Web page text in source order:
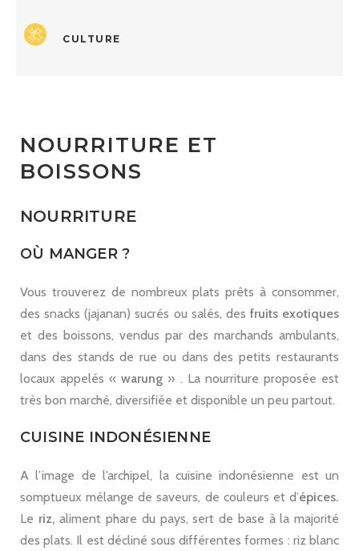
CULTURE
NOURRITURE ET
BOISSONS
NOURRITURE
OÙ MANGER ?
Vous trouverez de nombreux plats prêts à consommer,
des snacks (jajanan) sucrés ou salés, des fruits exotiques
et des boissons, vendus par des marchands ambulants,
dans des stands de rue ou dans des petits restaurants
locaux appelés «warung » . La nourriture proposée est
très bon marché, diversifiée et disponible un peu partout.
CUISINE INDONÉSIENNE
A l’image de l’archipel, la cuisine indonésienne est un
somptueux mélange de saveurs, de couleurs et d’épices.
Le riz, aliment phare du pays, sert de base à la majorité
des plats. Il est décliné sous différentes formes : riz blanc